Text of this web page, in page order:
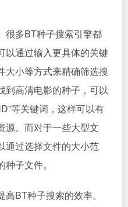
很多BT种子搜索引擎都
以通过输入更具体的关键
大小等方式来精确筛选搜
到高清电影的种子，可以
等关键词，这样可以有
源。而对于一些大型文
通过选择文件的大小范
子文件。
BT种子搜索的效率。